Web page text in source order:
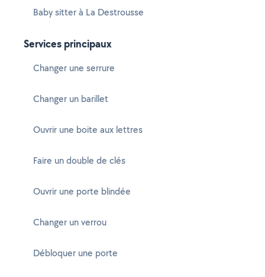
Baby sitter à La Destrousse
Services principaux
Changer une serrure
Changer un barillet
Ouvrir une boite aux lettres
Faire un double de clés
Ouvrir une porte blindée
Changer un verrou
Débloquer une porte